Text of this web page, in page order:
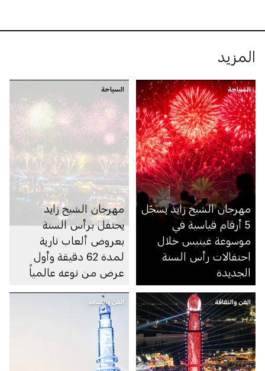
المزيد
السياحة
مهرجان الشيخ زايد يسجّل
5 أرقام قياسية في
موسوعة غينيس خلال
احتفالات رأس السنة
الجديدة
السياحة
مهرجان الشيخ زايد
يحتفل برأس السنة
بعروض ألعاب نارية
لمدة 62 دقيقة وأول
عرض من نوعه عالمياً
من دون طيار
الفن والثقافة الفن والثقافة